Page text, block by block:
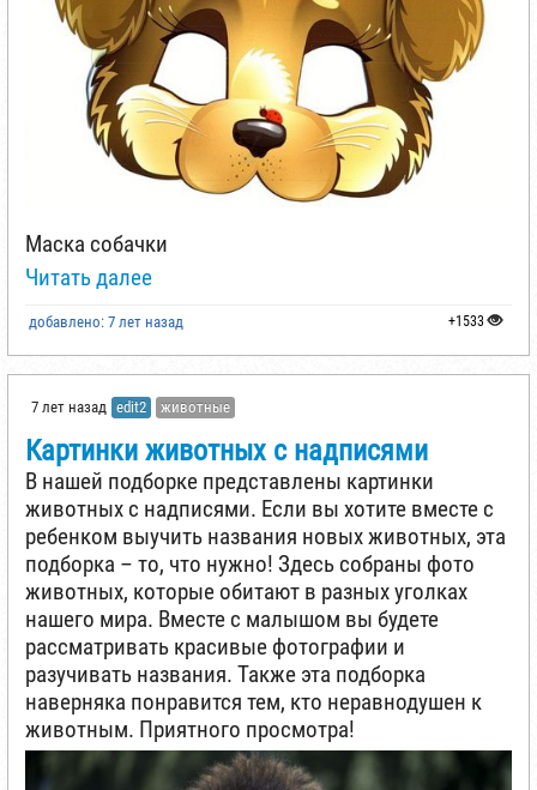
Маска собачки
Читать далее
добавлено: 7 лет назад +1533
7 лет назад edit2 животные
Картинки животных с надписями
В нашей подборке представлены картинки
животных с надписями. Если вы хотите вместе с
ребенком выучить названия новых животных, эта
подборка – то, что нужно! Здесь собраны фото
животных, которые обитают в разных уголках
нашего мира. Вместе с малышом вы будете
рассматривать красивые фотографии и
разучивать названия. Также эта подборка
наверняка понравится тем, кто неравнодушен к
животным. Приятного просмотра!